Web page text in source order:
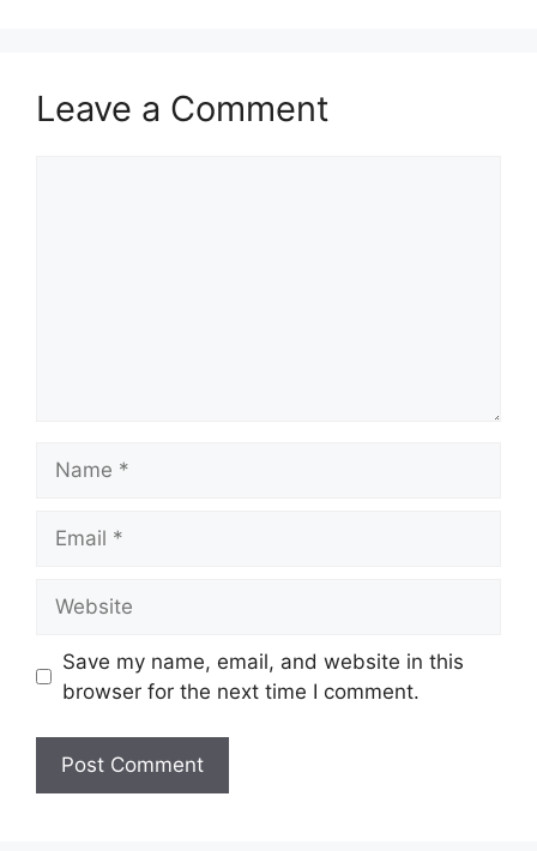
Leave a Comment
Save my name, email, and website in this
browser for the next time I comment.